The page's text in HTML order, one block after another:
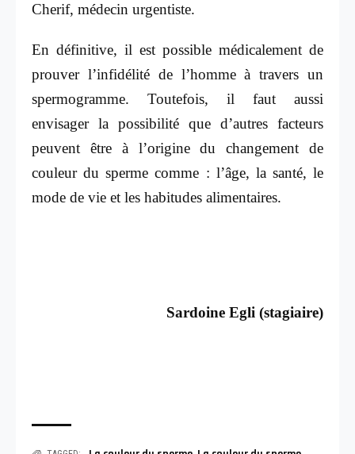
Cherif, médecin urgentiste.
En définitive, il est possible médicalement de
prouver l’infidélité de l’homme à travers un
spermogramme. Toutefois, il faut aussi
envisager la possibilité que d’autres facteurs
peuvent être à l’origine du changement de
couleur du sperme comme : l’âge, la santé, le
mode de vie et les habitudes alimentaires.
Sardoine Egli (stagiaire)